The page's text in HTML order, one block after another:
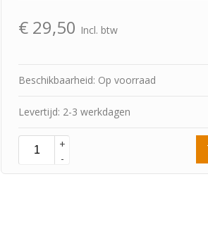
€ 29,50 Incl. btw
Beschikbaarheid: Op voorraad
Levertijd: 2-3 werkdagen
+
-